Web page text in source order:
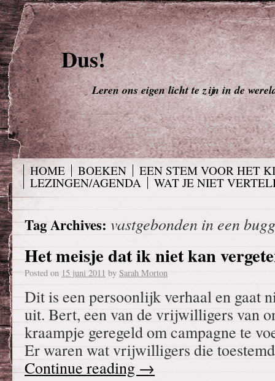
Dus!
Leren ons eigen licht te zijn in de
HOME BOEKEN
EEN STEM VOOR HET
LEZINGEN/AGENDA
WAT JE NIET
Tag Archives: vastgebonden in een
Het meisje dat ik niet kan
Posted on 15 juni 2011 by Sarah Morton
Dit is een persoonlijk verhaal en gaat
uit. Bert, een van de vrijwilligers van
kraampje geregeld om campagne te
Er waren wat vrijwilligers die
Continue reading →